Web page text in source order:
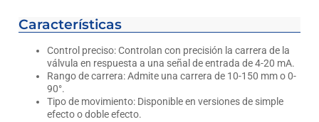
Características
Control preciso: Controlan con precisión la carrera de la
válvula en respuesta a una señal de entrada de 4-20 mA.
Rango de carrera: Admite una carrera de 10-150 mm o 0-
90°.
Tipo de movimiento: Disponible en versiones de simple
efecto o doble efecto.